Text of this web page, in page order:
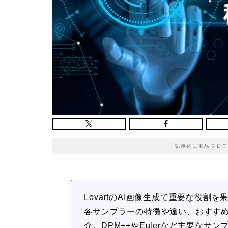
記事内に商品プロ
LovartのAI画像生成で重要な役割を
各サンプラーの特徴や違い、おすす
介。DPM++やEulerなど主要なサン